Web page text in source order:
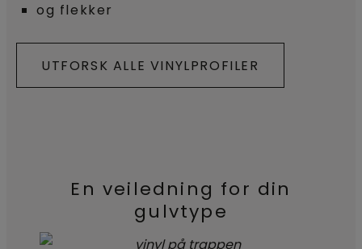
og flekker
UTFORSK ALLE VINYLPROFILER
En veiledning for din
gulvtype